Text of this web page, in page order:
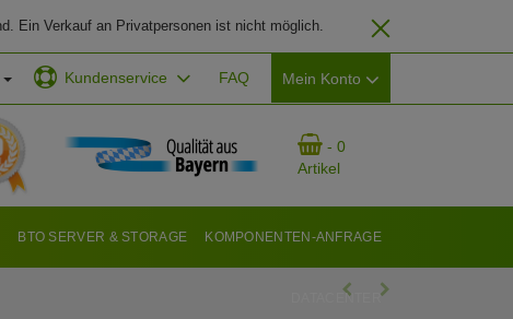
Ein Verkauf an Privatpersonen ist nicht möglich.
Mein Konto
EMAIL-ADRESSE
FAQ
Kundenservice
- 0
Artikel
KOMPONENTEN-ANFRAGE
BTO SERVER & STORAGE
DATACENTER